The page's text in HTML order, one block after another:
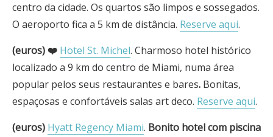
centro da cidade. Os quartos são limpos e sossegados.
O aeroporto fica a 5 km de distância. Reserve aqui.
(euros) ❤️ Hotel St. Michel. Charmoso hotel histórico
localizado a 9 km do centro de Miami, numa área
popular pelos seus restaurantes e bares. Bonitas,
espaçosas e confortáveis salas art deco. Reserve aqui.
(euros) Hyatt Regency Miami. Bonito hotel com piscina